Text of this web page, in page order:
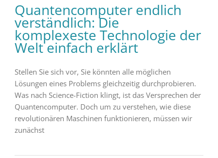
Quantencomputer endlich
verständlich: Die
komplexeste Technologie der
Welt einfach erklärt
Stellen Sie sich vor, Sie könnten alle möglichen
Lösungen eines Problems gleichzeitig durchprobieren.
Was nach Science-Fiction klingt, ist das Versprechen der
Quantencomputer. Doch um zu verstehen, wie diese
revolutionären Maschinen funktionieren, müssen wir
zunächst